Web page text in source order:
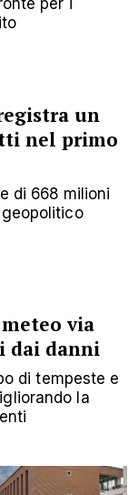
un
nel primo
di 668 milioni
via
dai danni
di tempeste e
la